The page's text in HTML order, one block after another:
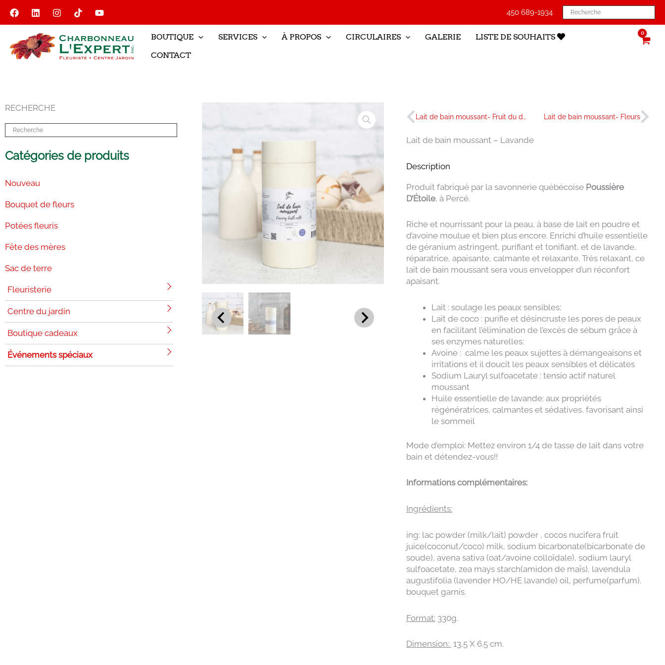
contenu
450 689-1934
BOUTIQUE SERVICES À PROPOS CIRCULAIRES GALERIE
LISTE DE SOUHAITS
CONTACT
RECHERCHE
Catégories de produits
Nouveau
Bouquet de fleurs
Potées fleuris
Fête des mères
Sac de terre
Fleuristerie
Centre du jardin
Boutique cadeaux
Événements spéciaux
Précédent Lait de bain moussant- Fruit du dragon Lait de bain moussant- Fleurs
Lait de bain moussant – Lavande
Description
Produit fabriqué par la savonnerie québécoise Poussière
D’Étoile, à Percé.
Riche et nourrissant pour la peau, à base de lait en poudre et
d’avoine moulue et bien plus encore. Enrichi d’huile essentielle
de géranium astringent, purifiant et tonifiant, et de lavande,
réparatrice, apaisante, calmante et relaxante. Très relaxant, ce
lait de bain moussant sera vous envelopper d’un réconfort
apaisant.
Lait : soulage les peaux sensibles;
Lait de coco : purifie et désincruste les pores de peaux
en facilitant l’élimination de l’excès de sébum grâce à
ses enzymes naturelles;
Avoine : calme les peaux sujettes à démangeaisons et
irritations et il doucit les peaux sensibles et délicates
Sodium Lauryl sulfoacetate : tensio actif naturel
moussant
Huile essentielle de lavande: aux propriétés
régénératrices, calmantes et sédatives, favorisant ainsi
le sommeil
Mode d’emploi: Mettez environ 1/4 de tasse de lait dans votre
bain et détendez-vous!!
Informations complémentaires:
Ingrédients:
ing: lac powder (milk/lait) powder , cocos nucifera fruit
juice(coconut/coco) milk, sodium bicarbonate(bicarbonate de
soude), avena sativa (oat/avoine colloïdale), sodium lauryl
sulfoacetate, zea mays starch(amidon de maïs), lavendula
augustifolia (lavender HO/HE lavande) oil, perfume(parfum).
bouquet garnis.
Format: 330g.
Dimension: 13,5 X 6.5 cm.